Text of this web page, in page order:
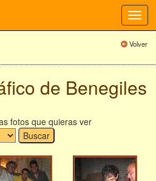
Volver
de Benegiles
fotos que quieras ver